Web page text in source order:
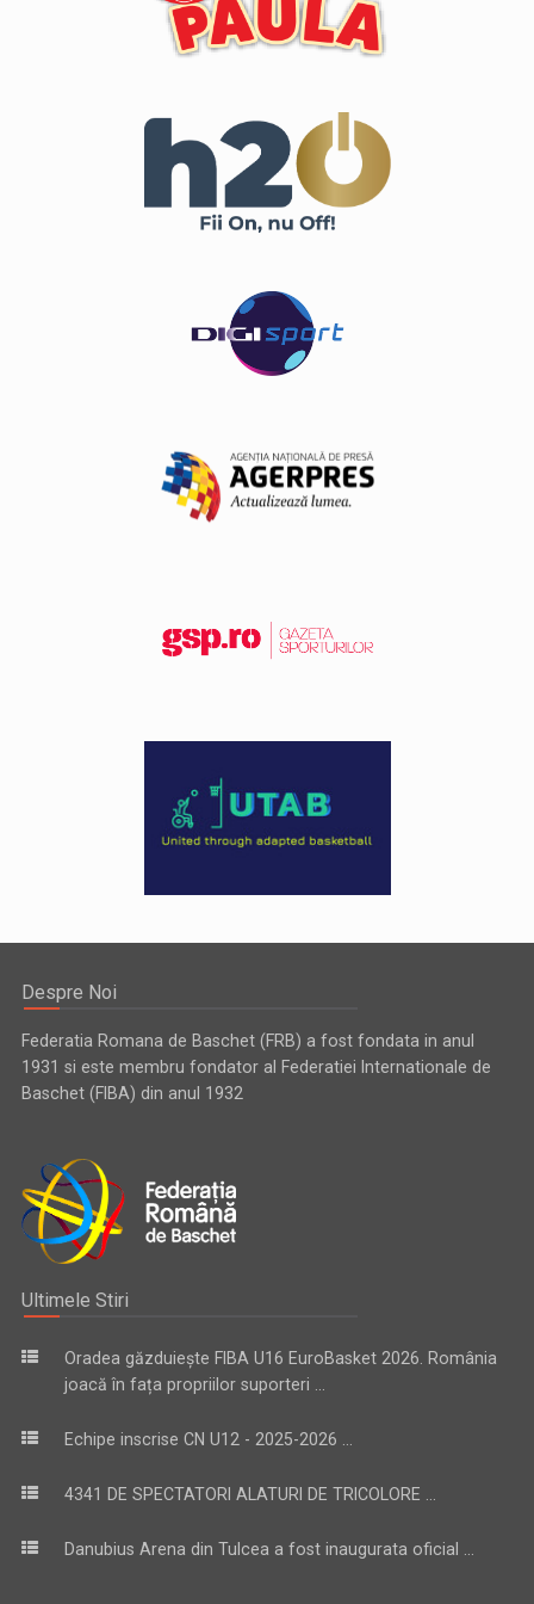
Despre Noi
Federatia Romana de Baschet (FRB) a fost fondata in anul
1931 si este membru fondator al Federatiei Internationale de
Baschet (FIBA) din anul 1932
Ultimele Stiri
Oradea găzduiește FIBA U16 EuroBasket 2026. România
joacă în fața propriilor suporteri ...
Echipe inscrise CN U12 - 2025-2026 ...
4341 DE SPECTATORI ALATURI DE TRICOLORE ...
Danubius Arena din Tulcea a fost inaugurata oficial ...